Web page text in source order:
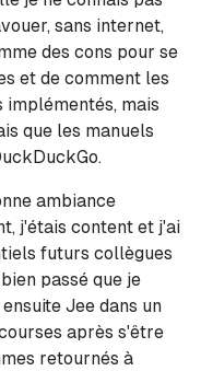
sans internet,
des cons pour se
et de comment les
implémentés, mais
que les manuels
ambiance
j'étais content et j'ai
futurs collègues
passé que je
Jee dans un
après s'être
retournés à